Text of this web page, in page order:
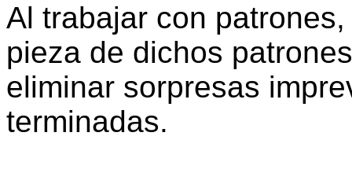
Al trabajar con
pieza de dichos
eliminar sorpresas
terminadas.